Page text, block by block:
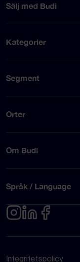
Sälj med Budi
Kategorier
Segment
Orter
Om Budi
Språk / Language
Integritetspolicy